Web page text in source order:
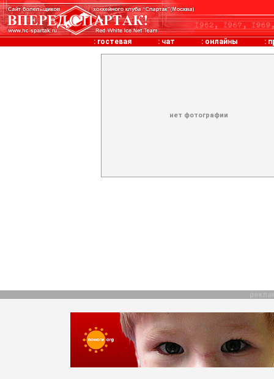
: гостевая : чат : онлайны :
нет фотографии